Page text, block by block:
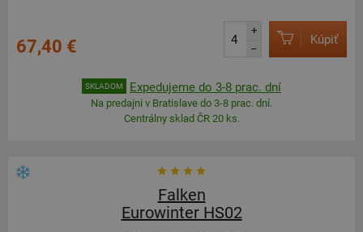
67,40 €
+
–
Kúpiť
SKLADOM Expedujeme do 3-8 prac. dní
Na predajni v Bratislave do 3-8 prac. dní.
Centrálny sklad ČR 20 ks.
Falken
Eurowinter HS02